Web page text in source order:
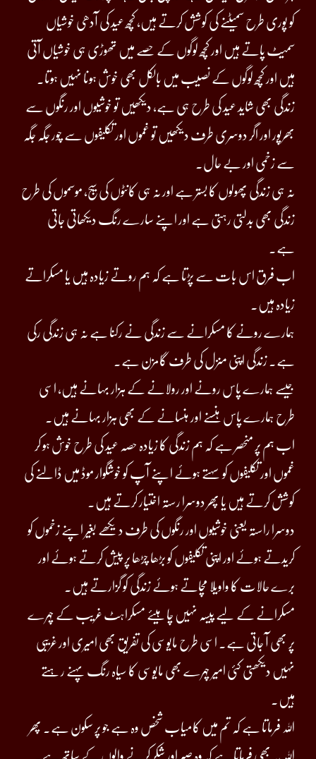
کو پوری طرح سمیٹنے کی کوشش کرتے ہیں، کچھ عید کی آدھی خوشیاں
سمیٹ پاتے ہیں اور کچھ لوگوں کے حصے میں تھوڑی ہی خوشیاں آتی
ہیں اور کچھ لوگوں کے نصیب میں بالکل بھی خوش ہونا نہیں ہوتا۔
زندگی بھی شاید عید کی طرح ہی ہے، دیکھیں تو خوشیوں اور رنگوں سے
بھرپور اور اگر دوسری طرف دیکھیں تو غموں اور تکلیفوں سے چور جگہ جگہ
سے زخمی اور بے حال۔
نہ ہی زندگی پھولوں کا بستر ہے اور نہ ہی کانٹوں کی سیج، موسموں کی طرح
زندگی بھی بدلتی رہتی ہے اور اپنے سارے رنگ دیکھاتی جاتی
ہے۔
اب فرق اس بات سے پڑتا ہے کہ ہم روتے زیادہ ہیں یا مسکراتے
زیادہ ہیں۔
ہمارے رونے کا مسکرانے سے زندگی نے رکنا ہے نہ ہی زندگی رکی
ہے۔ زندگی اپنی منزل کی طرف گامزن ہے۔
جیسے ہمارے پاس رونے اور رولانے کے ہزار بہانے ہیں، اسی
طرح ہمارے پاس ہنسنے اور ہنسانے کے بھی ہزار بہانے ہیں۔
اب ہم پر منحصر ہے کہ ہم زندگی کا زیادہ حصہ عید کی طرح خوش ہو کر
غموں اور تکلیفوں کو سہتے ہوئے اپنے آپ کو خوشگوار موڈ میں ڈالنے کی
کوشش کرتے ہیں یا پھر دوسرا رستہ اختیار کرتے ہیں۔
دوسرا راستہ یعنی خوشیوں اور رنگوں کی طرف دیکھے بغیر اپنے زخموں کو
کریدتے ہوئے اور اپنی تکلیفوں کو بڑھا چڑھا پر پیش کرتے ہوئے اور
برے حالات کا واویلا مچاتے ہوئے زندگی کو گزارتے ہیں۔
مسکرانے کے لیے پیسہ نہیں چاہیئے مسکراہٹ غریب کے چہرے
پر بھی آ جاتی ہے۔ اسی طرح مایوسی کی تفریق بھی امیری اور غریبی
نہیں دیکھتی کئی امیر چہرے بھی مایوسی کا سیاہ رنگ پہنے رہتے
ہیں۔
اللہ فرماتا ہے کہ تم میں کامیاب شخص وہ ہے جو پر سکون ہے۔ پھر